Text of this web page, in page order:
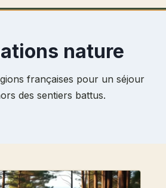
nature
françaises pour un séjour
des sentiers battus.